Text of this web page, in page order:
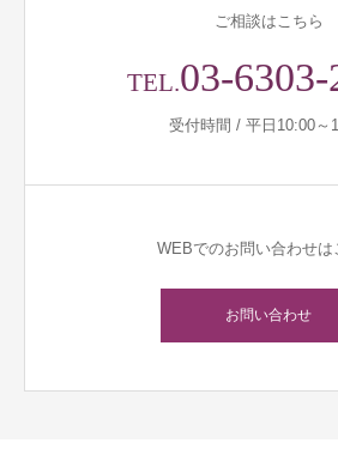
ご相談はこちら
TEL.03-6303-
受付時間 / 平日10:00～
WEBでのお問い合わせは
お問い合わせ